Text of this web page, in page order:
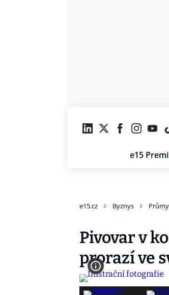
e15
e15.cz Byznys
Pivovar v
prorazí ve